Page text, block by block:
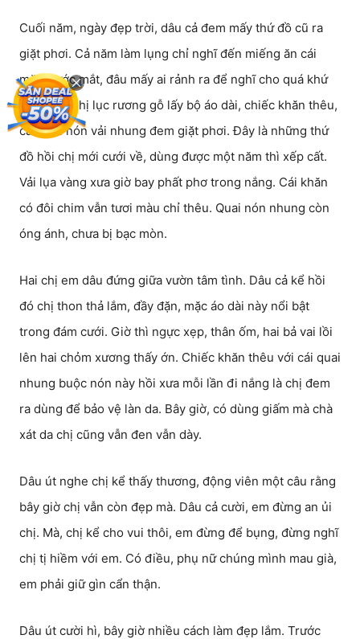
Cuối năm, ngày đẹp trời, dâu cả đem mấy thứ đồ cũ ra
giặt phơi. Cả năm làm lụng chỉ nghĩ đến miếng ăn cái
mặc trước mắt, đâu mấy ai rảnh ra để nghĩ cho quá khứ
kỷ niệm. Chị lục rương gỗ lấy bộ áo dài, chiếc khăn thêu,
cái quai nón vải nhung đem giặt phơi. Đây là những thứ
đồ hồi chị mới cưới về, dùng được một năm thì xếp cất.
Vải lụa vàng xưa giờ bay phất phơ trong nắng. Cái khăn
có đôi chim vẫn tươi màu chỉ thêu. Quai nón nhung còn
óng ánh, chưa bị bạc mòn.
Hai chị em dâu đứng giữa vườn tâm tình. Dâu cả kể hồi
đó chị thon thả lắm, đầy đặn, mặc áo dài này nổi bật
trong đám cưới. Giờ thì ngực xẹp, thân ốm, hai bả vai lồi
lên hai chỏm xương thấy ớn. Chiếc khăn thêu với cái quai
nhung buộc nón này hồi xưa mỗi lần đi nắng là chị đem
ra dùng để bảo vệ làn da. Bây giờ, có dùng giấm mà chà
xát da chị cũng vẫn đen vẫn dày.
Dâu út nghe chị kể thấy thương, động viên một câu rằng
bây giờ chị vẫn còn đẹp mà. Dâu cả cười, em đừng an ủi
chị. Mà, chị kể cho vui thôi, em đừng để bụng, đừng nghĩ
chị tị hiềm với em. Có điều, phụ nữ chúng mình mau già,
em phải giữ gìn cẩn thận.
Dâu út cười hì, bây giờ nhiều cách làm đẹp lắm. Trước